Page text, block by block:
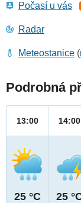
Počasí u vás
Radar
Meteostanice (
Podrobná
13:00
25 °C
14:00
25